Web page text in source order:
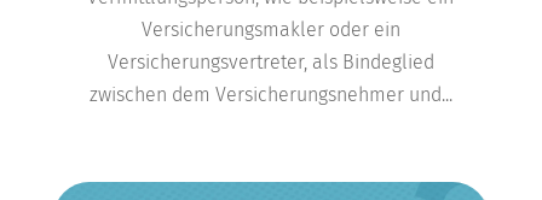
Versicherungsmakler oder ein
Versicherungsvertreter, als Bindeglied
zwischen dem Versicherungsnehmer und...